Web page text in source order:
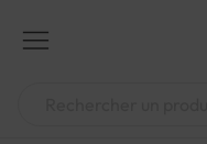
contenu